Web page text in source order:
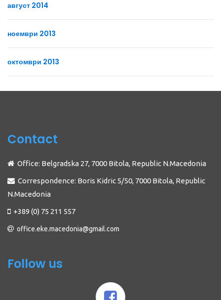
август 2014
ноември 2013
октомври 2013
Contact
Office: Belgradska 27, 7000 Bitola, Republic N.Macedonia
Correspondence: Boris Kidric 5/50, 7000 Bitola, Republic
N.Macedonia
+389 (0) 75 211 557
office.eke.macedonia@gmail.com
Follow us